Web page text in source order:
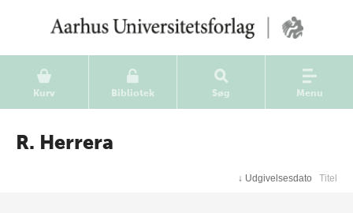
Kurv Bibliotek Søg Menu
R. Herrera
↓ Udgivelsesdato Titel